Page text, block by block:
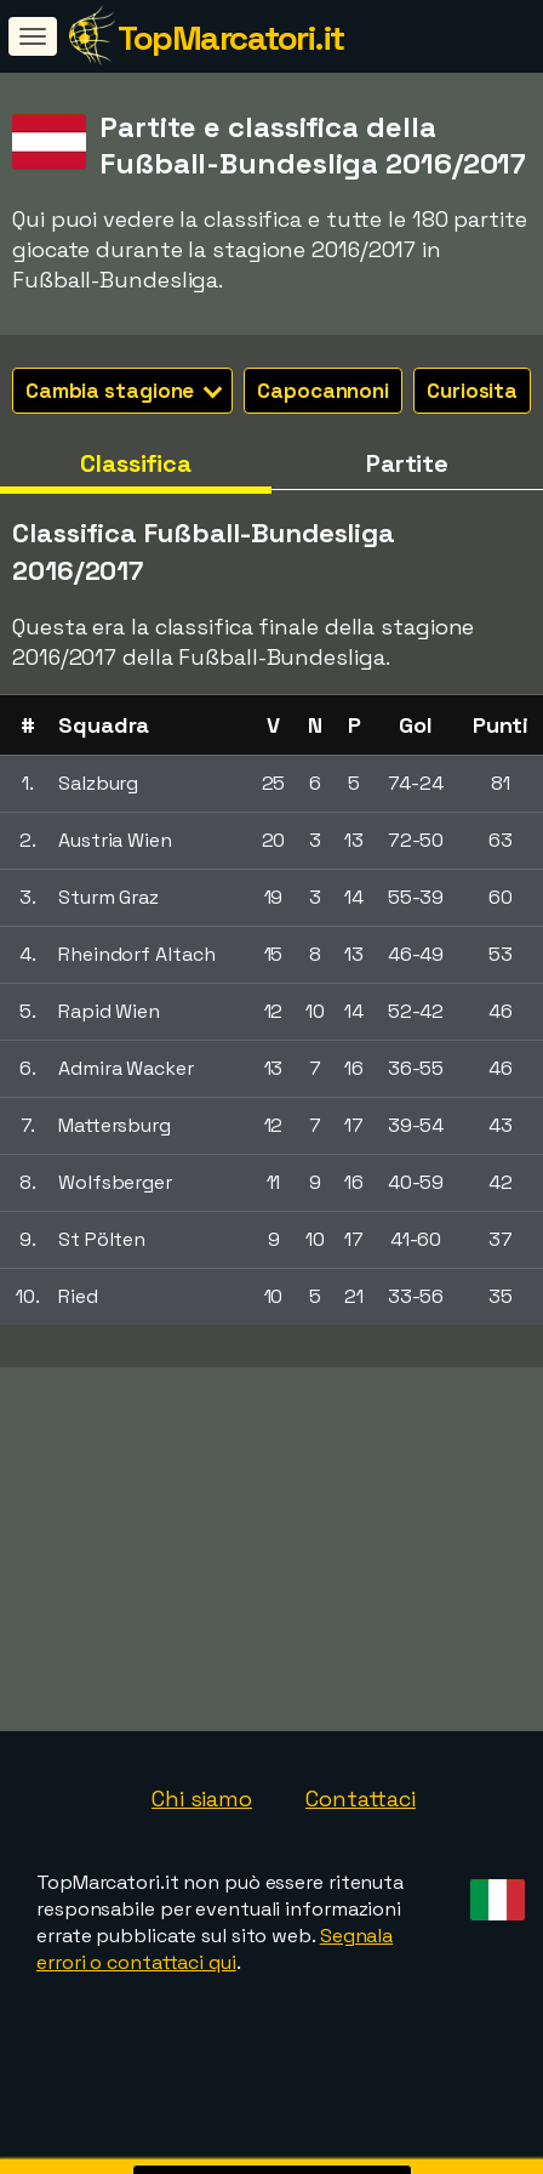
TopMarcatori.it
Partite e classifica della
Fußball-Bundesliga 2016/2017
Qui puoi vedere la classifica e tutte le 180 partite
giocate durante la stagione 2016/2017 in
Fußball-Bundesliga.
Cambia stagione Capocannoni Curiosita
Classifica Partite
Classifica Fußball-Bundesliga
2016/2017
Questa era la classifica finale della stagione
2016/2017 della Fußball-Bundesliga.
# Squadra V N P Gol Punti
1. Salzburg 25 6 5 74-24 81
2. Austria Wien 20 3 13 72-50 63
3. Sturm Graz 19 3 14 55-39 60
4. Rheindorf Altach 15 8 13 46-49 53
5. Rapid Wien 12 10 14 52-42 46
6. Admira Wacker 13 7 16 36-55 46
7. Mattersburg 12 7 17 39-54 43
8. Wolfsberger 11 9 16 40-59 42
9. St Pölten 9 10 17 41-60 37
10. Ried 10 5 21 33-56 35
Chi siamo Contattaci
TopMarcatori.it non può essere ritenuta
responsabile per eventuali informazioni
errate pubblicate sul sito web.Segnala
errori o contattaci qui.